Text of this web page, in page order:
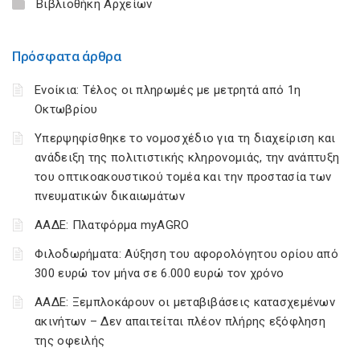
Βιβλιοθήκη Αρχείων
Πρόσφατα άρθρα
Ενοίκια: Τέλος οι πληρωμές με μετρητά από 1η
Οκτωβρίου
Υπερψηφίσθηκε το νομοσχέδιο για τη διαχείριση και
ανάδειξη της πολιτιστικής κληρονομιάς, την ανάπτυξη
του οπτικοακουστικού τομέα και την προστασία των
πνευματικών δικαιωμάτων
ΑΑΔΕ: Πλατφόρμα myAGRO
Φιλοδωρήματα: Αύξηση του αφορολόγητου ορίου από
300 ευρώ τον μήνα σε 6.000 ευρώ τον χρόνο
ΑΑΔΕ: Ξεμπλοκάρουν οι μεταβιβάσεις κατασχεμένων
ακινήτων – Δεν απαιτείται πλέον πλήρης εξόφληση
της οφειλής